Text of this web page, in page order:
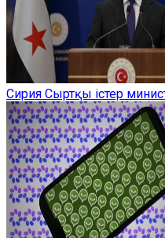
Сирия Сыртқы істер